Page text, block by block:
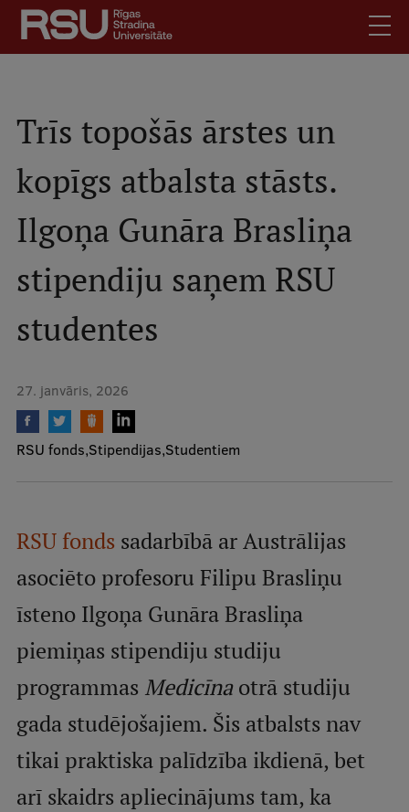
Pārlekt
galveno
saturu
Mobile
augšējā
izvēlne
Studentiem
Absolventiem
Darbiniekiem
Darba devējiem
Bibliotēka
Kontakti
Mobile
galvenā
Studiju iespējas
Pamatstudiju programmas
Maģistra studiju programmas
Doktorantūra
Rezidentūra
Praktiska informācija
Par RSU
Trīs topošās ārstes un
kopīgs atbalsta stāsts.
Ilgoņa Gunāra Brasliņa
stipendiju saņem RSU
studentes
27. janvāris, 2026
RSU fonds Stipendijas Studentiem
RSU fondssadarbībā ar Austrālijas
asociēto profesoru Filipu Brasliņu
īsteno Ilgoņa Gunāra Brasliņa
piemiņas stipendiju studiju
programmas Medicīnaotrā studiju
gada studējošajiem. Šis atbalsts nav
tikai praktiska palīdzība ikdienā, bet
arī skaidrs apliecinājums tam, ka